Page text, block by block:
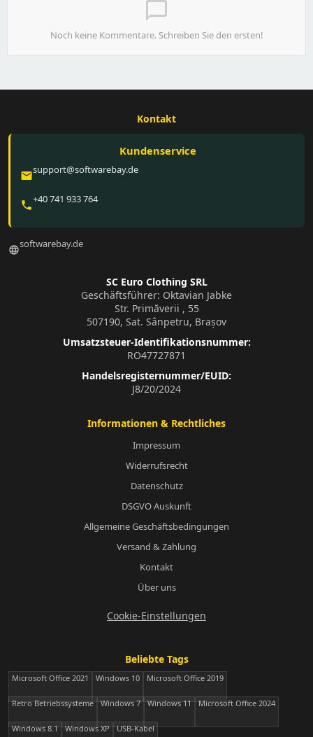
chat_bubble_outline
Noch keine Kommentare. Schreiben Sie den ersten!
Kontakt
Kundenservice
emailsupport@softwarebay.de
phone+40 741 933 764
languagesoftwarebay.de
SC Euro Clothing SRL
Geschäftsführer: Oktavian Jabke
Str. Primăverii , 55
507190, Sat. Sânpetru, Brașov
Umsatzsteuer-Identifikationsnummer:
RO47727871
Handelsregisternummer/EUID:
J8/20/2024
Informationen & Rechtliches
Impressum
Widerrufsrecht
Datenschutz
DSGVO Auskunft
Allgemeine Geschäftsbedingungen
Versand & Zahlung
Kontakt
Über uns
Cookie-Einstellungen
Beliebte Tags
Microsoft Office 2021 Windows 10 Microsoft Office 2019
Retro Betriebssysteme Windows 7 Windows 11 Microsoft Office 2024
Windows 8.1 Windows XP USB-Kabel